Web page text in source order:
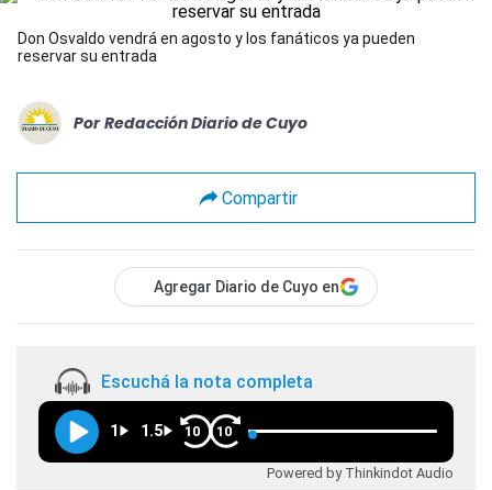
Don Osvaldo vendrá en agosto y los fanáticos ya pueden
reservar su entrada
Por Redacción Diario de Cuyo
Compartir
Agregar Diario de Cuyo en
Escuchá la nota completa
1 1.5 10 10
Powered by Thinkindot Audio